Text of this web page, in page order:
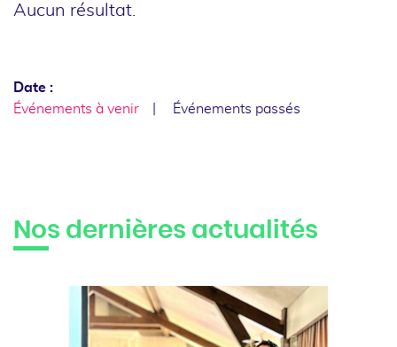
Aucun résultat.
Date :
Événements à venir
Événements passés
Nos dernières actualités